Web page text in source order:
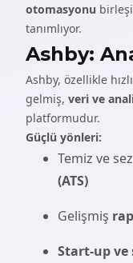
otomasyonu
tanımlıyor.
Ashby:
Ashby, özellikle
gelmiş, veri ve
platformudur.
Güçlü yönleri:
Temiz ve
(ATS)
Gelişmiş
Start-up ve